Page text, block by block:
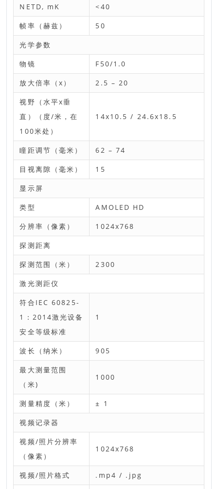
NETD, mK <40
帧率（赫兹） 50
光学参数
物镜 F50/1.0
放大倍率（x） 2.5 – 20
视野（水平x垂
直）（度/米，在
100米处）
14x10.5 / 24.6x18.5
瞳距调节（毫米） 62 – 74
目视离隙（毫米） 15
显示屏
类型 AMOLED HD
分辨率（像素） 1024x768
探测距离
探测范围（米） 2300
激光测距仪
符合IEC 60825-
1：2014激光设备
安全等级标准
1
波长（纳米） 905
最大测量范围
（米)
1000
测量精度（米） ± 1
视频记录器
视频/照片分辨率
（像素）
1024x768
视频/照片格式 .mp4 / .jpg